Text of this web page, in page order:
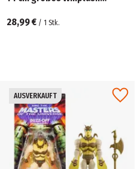
28,99 € / 1 Stk.
AUSVERKAUFT